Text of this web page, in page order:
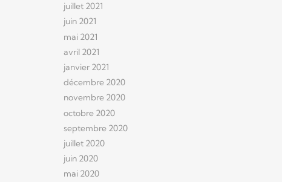
juillet 2021
juin 2021
mai 2021
avril 2021
janvier 2021
décembre 2020
novembre 2020
octobre 2020
septembre 2020
juillet 2020
juin 2020
mai 2020